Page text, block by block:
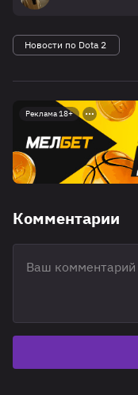
Новости по Dota 2
Реклама 18+
Комментарии